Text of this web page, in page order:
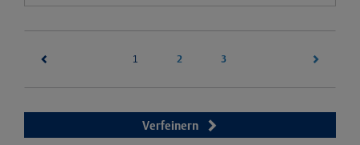
1 2 3
Verfeinern